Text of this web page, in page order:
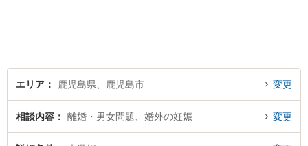
エリア 鹿児島県、鹿児島市 変更
相談内容 離婚・男女問題、婚外の妊娠 変更